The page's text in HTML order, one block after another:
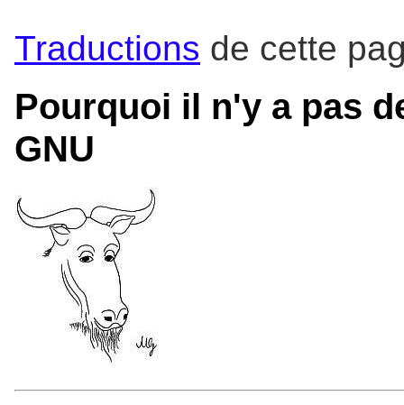
Traductions de cette
Pourquoi il n'y a pas
GNU